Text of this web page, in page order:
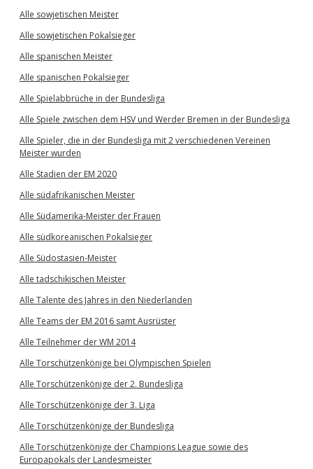
Alle sowjetischen Meister
Alle sowjetischen Pokalsieger
Alle spanischen Meister
Alle spanischen Pokalsieger
Alle Spielabbrüche in der Bundesliga
Alle Spiele zwischen dem HSV und Werder Bremen in der Bundesliga
Alle Spieler, die in der Bundesliga mit 2 verschiedenen Vereinen
Meister wurden
Alle Stadien der EM 2020
Alle südafrikanischen Meister
Alle Südamerika-Meister der Frauen
Alle südkoreanischen Pokalsieger
Alle Südostasien-Meister
Alle tadschikischen Meister
Alle Talente des Jahres in den Niederlanden
Alle Teams der EM 2016 samt Ausrüster
Alle Teilnehmer der WM 2014
Alle Torschützenkönige bei Olympischen Spielen
Alle Torschützenkönige der 2. Bundesliga
Alle Torschützenkönige der 3. Liga
Alle Torschützenkönige der Bundesliga
Alle Torschützenkönige der Champions League sowie des
Europapokals der Landesmeister